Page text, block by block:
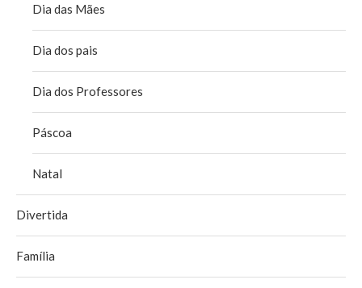
Dia das Mães
Dia dos pais
Dia dos Professores
Páscoa
Natal
Divertida
Família